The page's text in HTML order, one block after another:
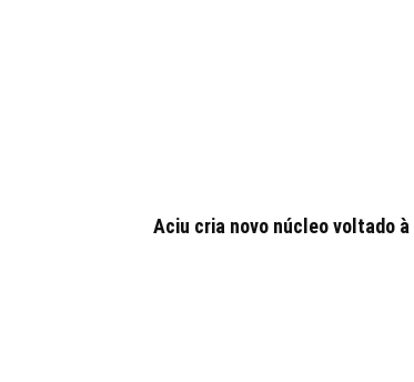
Aciu cria novo núcleo voltado